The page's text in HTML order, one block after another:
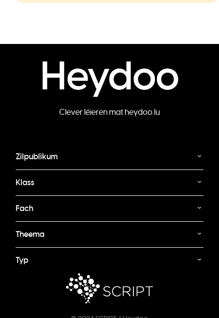
Clever léieren mat heydoo.lu
Zilpublikum
Klass
Fach
Theema
Typ